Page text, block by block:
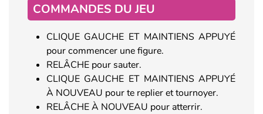
COMMANDES DU JEU
CLIQUE GAUCHE ET MAINTIENS APPUYÉ
pour commencer une figure.
RELÂCHE pour sauter.
CLIQUE GAUCHE ET MAINTIENS APPUYÉ
À NOUVEAU pour te replier et tournoyer.
RELÂCHE À NOUVEAU pour atterrir.